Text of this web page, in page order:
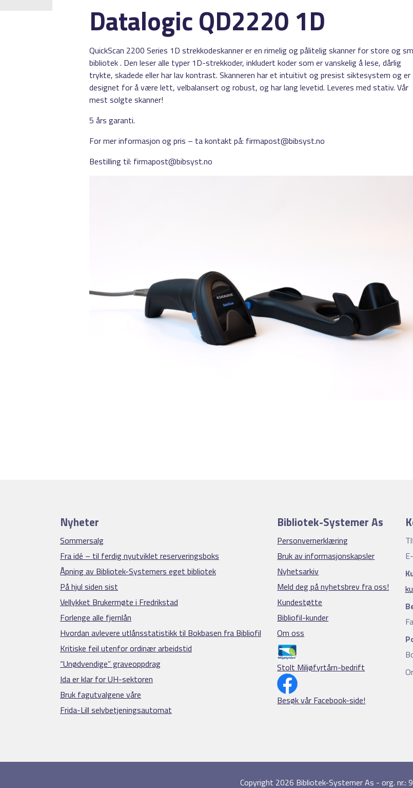
Datalogic QD2220 1D
QuickScan 2200 Series 1D strekkodeskanner er en rimelig og pålitelig skanner for store og
bibliotek . Den leser alle typer 1D-strekkoder, inkludert koder som er vanskelig å lese, dårlig
trykte, skadede eller har lav kontrast. Skanneren har et intuitivt og presist siktesystem og er
designet for å være lett, velbalansert og robust, og har lang levetid. Leveres med stativ. Vår
mest solgte skanner!
5 års garanti.
For mer informasjon og pris – ta kontakt på: firmapost@bibsyst.no
Bestilling til: firmapost@bibsyst.no
Nyheter
Sommersalg
Fra idé – til ferdig nyutviklet reserveringsboks
Åpning av Bibliotek-Systemers eget bibliotek
På hjul siden sist
Vellykket Brukermøte i Fredrikstad
Forlenge alle fjernlån
Hvordan avlevere utlånsstatistikk til Bokbasen fra Bibliofil
Kritiske feil utenfor ordinær arbeidstid
“Unødvendige” graveoppdrag
Ida er klar for UH-sektoren
Bruk fagutvalgene våre
Frida-Lill selvbetjeningsautomat
Bibliotek-Systemer As
Personvernerklæring
Bruk av informasjonskapsler
Nyhetsarkiv
Meld deg på nyhetsbrev fra oss!
Kundestøtte
Bibliofil-kunder
Om oss
Stolt Miljøfyrtårn-bedrift
Besøk vår Facebook-side!
Copyright 2026 Bibliotek-Systemer As - org. nr.: